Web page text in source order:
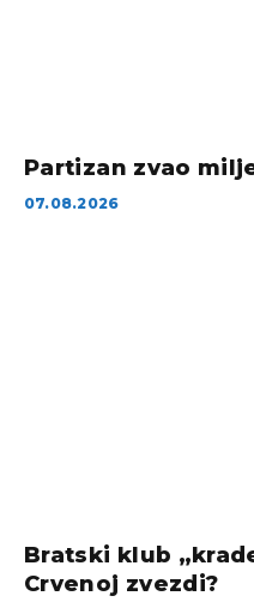
Partizan zvao
07.08.2026
Bratski klub
Crvenoj zvezdi?